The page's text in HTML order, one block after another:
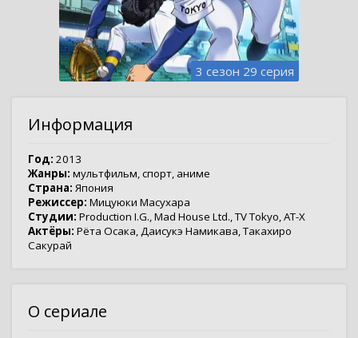
3 сезон 29 серия
Информация
Год: 2013
Жанры: мультфильм,спорт, аниме
Страна: Япония
Режиссер: Мицуюки Масухара
Студии: Production I.G.,Mad House Ltd.,TV Tokyo,AT-X
Актёры: Рёта Осака,Даисукэ Намикава,Такахиро
Сакурай
О сериале